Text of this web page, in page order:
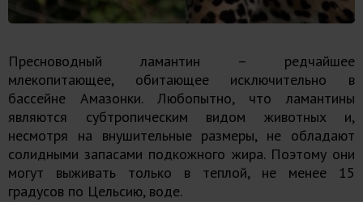
Пресноводный ламантин – редчайшее
млекопитающее, обитающее исключительно в
бассейне Амазонки. Любопытно, что ламантины
являются субтропическим видом животных и,
несмотря на внушительные размеры, не обладают
солидными запасами подкожного жира. Поэтому они
могут выживать только в теплой, не менее 15
градусов по Цельсию, воде.